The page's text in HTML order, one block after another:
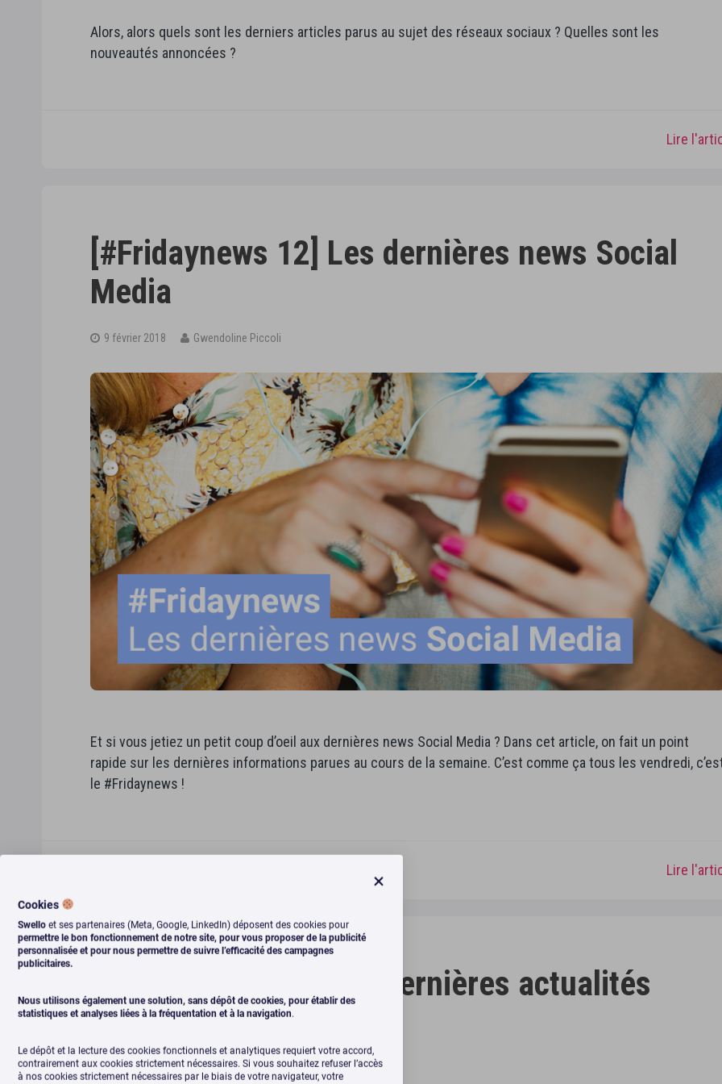
Alors, alors quels sont les derniers articles parus au sujet des réseaux sociaux ? Quelles sont les
nouveautés annoncées ?
Lire
[#Fridaynews 12] Les dernières news Social
Media
9 février 2018 Gwendoline Piccoli
Et si vous jetiez un petit coup d’oeil aux dernières news Social Media ? Dans cet article, on fait un point
rapide sur les dernières informations parues au cours de la semaine. C’est comme ça tous les vendredi,
le #Fridaynews !
Lire
[#Fridaynews 11] Les dernières actualités
Social Media
2 février 2018 Gwendoline Piccoli
Cookies
Swello et ses partenaires (Meta, Google, LinkedIn) déposent des cookies pour
permettre le bon fonctionnement de notre site, pour vous proposer de la publicité
personnalisée et pour nous permettre de suivre l’efficacité des campagnes
publicitaires.
Nous utilisons également une solution, sans dépôt de cookies, pour établir des
statistiques et analyses liées à la fréquentation et à la navigation.
Le dépôt et la lecture des cookies fonctionnels et analytiques requiert votre accord,
contrairement aux cookies strictement nécessaires. Si vous souhaitez refuser l’accès
à nos cookies strictement nécessaires par le biais de votre navigateur, votre